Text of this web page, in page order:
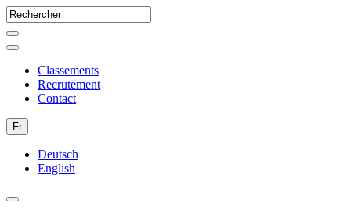
Classements
Recrutement
Contact
Fr
Deutsch
English